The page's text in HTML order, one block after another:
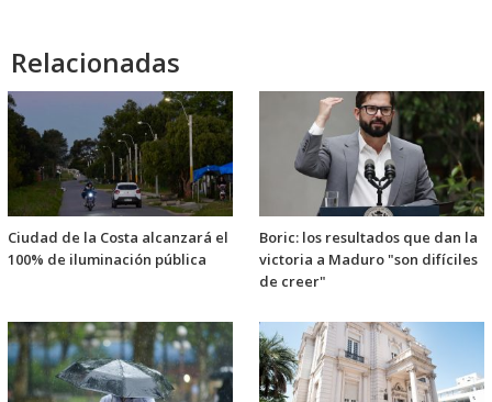
Relacionadas
Ciudad de la Costa alcanzará el
100% de iluminación pública
Boric: los resultados que dan la
victoria a Maduro "son difíciles
de creer"